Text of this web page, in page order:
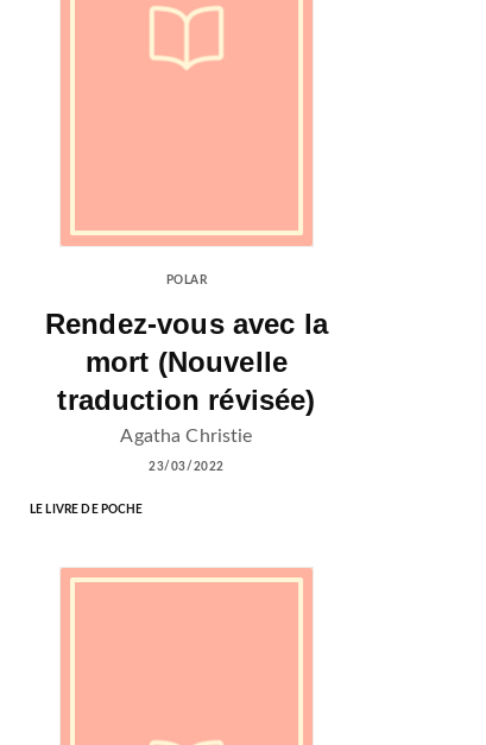
POLAR
Rendez-vous avec la
mort (Nouvelle
traduction révisée)
Agatha Christie
23/03/2022
LE LIVRE DE POCHE